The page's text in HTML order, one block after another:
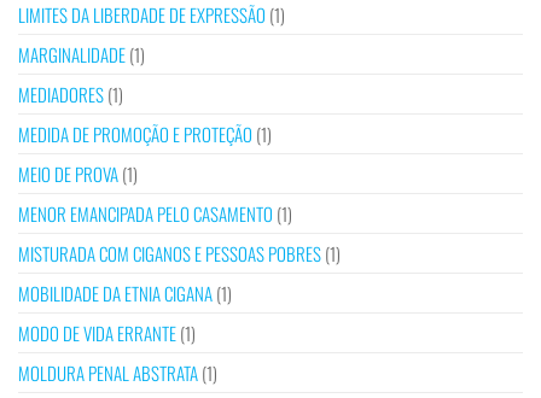
LIMITES DA LIBERDADE DE EXPRESSÃO (1)
MARGINALIDADE(1)
MEDIADORES(1)
MEDIDA DE PROMOÇÃO E PROTEÇÃO (1)
MEIO DE PROVA(1)
MENOR EMANCIPADA PELO CASAMENTO (1)
MISTURADA COM CIGANOS E PESSOAS POBRES(1)
MOBILIDADE DA ETNIA CIGANA(1)
MODO DE VIDA ERRANTE(1)
MOLDURA PENAL ABSTRATA(1)